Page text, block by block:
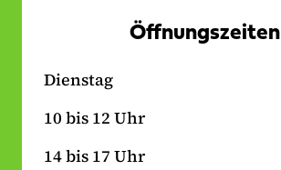
Öffnungszeiten
Dienstag
10 bis 12 Uhr
14 bis 17 Uhr